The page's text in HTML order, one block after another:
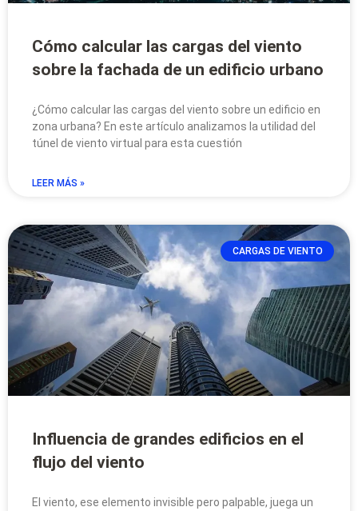
Cómo calcular las cargas del viento
sobre la fachada de un edificio urbano
¿Cómo calcular las cargas del viento sobre un edificio en
zona urbana? En este artículo analizamos la utilidad del
túnel de viento virtual para esta cuestión
LEER MÁS »
CARGAS DE VIENTO
Influencia de grandes edificios en el
flujo del viento
El viento, ese elemento invisible pero palpable, juega un